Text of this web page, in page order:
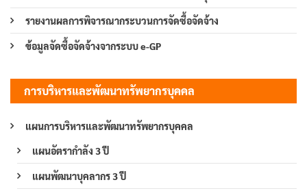
รายงานผลการพิจารณากระบวนการจัดซื้อจัดจ้าง
ข้อมูลจัดซื้อจัดจ้างจากระบบ e-GP
การบริหารและพัฒนาทรัพยากรบุคคล
แผนการบริหารและพัฒนาทรัพยากรบุคคล
แผนอัตรากำลัง 3 ปี
แผนพัฒนาบุคลากร 3 ปี